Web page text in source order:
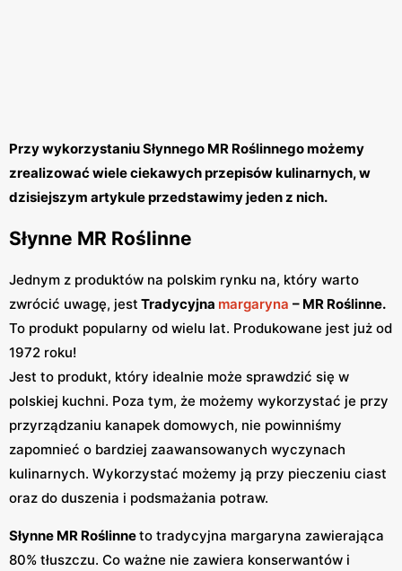
Przy wykorzystaniu Słynnego MR Roślinnego możemy
zrealizować wiele ciekawych przepisów kulinarnych, w
dzisiejszym artykule przedstawimy jeden z nich.
Słynne MR Roślinne
Jednym z produktów na polskim rynku na, który warto
zwrócić uwagę, jest Tradycyjna margaryna – MR Roślinne.
To produkt popularny od wielu lat. Produkowane jest już od
1972 roku!
Jest to produkt, który idealnie może sprawdzić się w
polskiej kuchni. Poza tym, że możemy wykorzystać je przy
przyrządzaniu kanapek domowych, nie powinniśmy
zapomnieć o bardziej zaawansowanych wyczynach
kulinarnych. Wykorzystać możemy ją przy pieczeniu ciast
oraz do duszenia i podsmażania potraw.
Słynne MR Roślinneto tradycyjna margaryna zawierająca
80% tłuszczu. Co ważne nie zawiera konserwantów i